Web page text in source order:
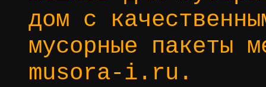
дом с
мусорные пакеты
musora-i.ru.